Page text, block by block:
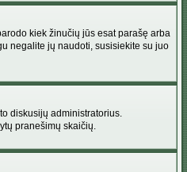
kiek žinučių jūs esat parašę arba
negalite jų naudoti, susisiekite su juo
diskusijų administratorius.
pranešimų skaičių.